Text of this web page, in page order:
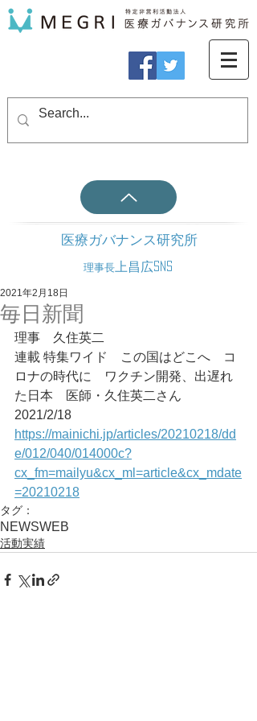
医療ガバナンス研究所
理事長 上昌広SNS
毎日新聞
2021年2月18日
理事　久住英二
連載 特集ワイド　この国はどこへ　コ
ロナの時代に　ワクチン開発、出遅れ
た日本　医師・久住英二さん
https://mainichi.jp/articles/20210218/dd
e/012/040/014000c?
cx_fm=mailyu&cx_ml=article&cx_mdate
=20210218
タグ：
NEWSWEB
活動実績